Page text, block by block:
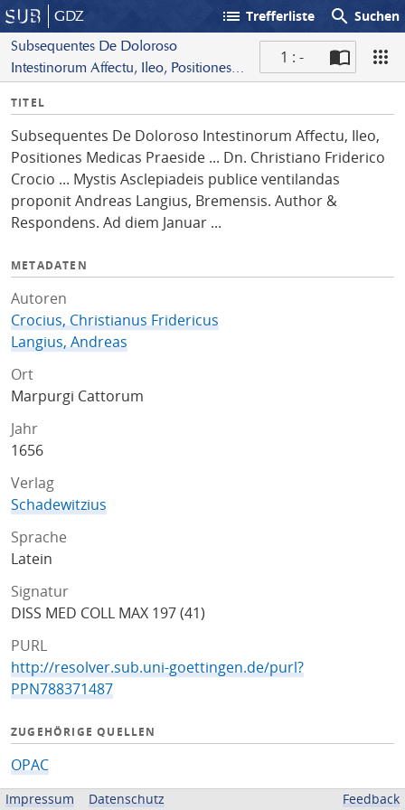
GDZ list Trefferliste search Suchen
Subsequentes De Doloroso
Intestinorum Affectu, Ileo, Positiones
Friderico Crocio ... Mystis Asclepiadeis
publice ventilandas proponit Andreas
Langius, Bremensis. Author &
Respondens. Ad diem Januar ...
1 : -
I
f
o
TITEL
Subsequentes De Doloroso Intestinorum Affectu, Ileo,
Positiones Medicas Praeside ... Dn. Christiano Friderico
Crocio ... Mystis Asclepiadeis publice ventilandas
proponit Andreas Langius, Bremensis. Author &
Respondens. Ad diem Januar ...
METADATEN
Autoren
Crocius, Christianus Fridericus
Langius, Andreas
Ort
Marpurgi Cattorum
Jahr
1656
Verlag
Schadewitzius
Sprache
Latein
Signatur
DISS MED COLL MAX 197 (41)
PURL
http://resolver.sub.uni-goettingen.de/purl?
PPN788371487
ZUGEHÖRIGE QUELLEN
OPAC
Impressum Datenschutz Feedback